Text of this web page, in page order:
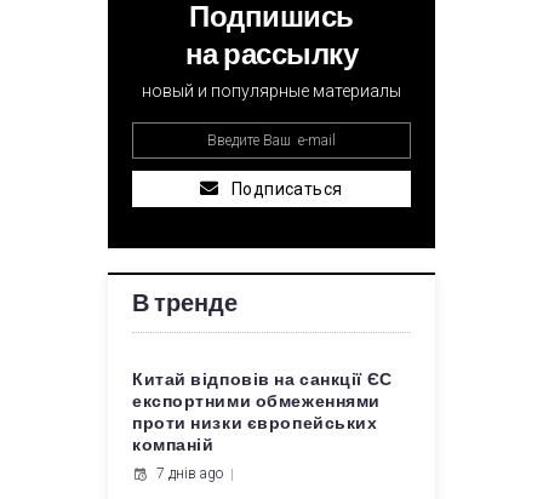
Подпишись
на рассылку
новый и популярные материалы
Подписаться
В тренде
Китай відповів на санкції ЄС
експортними обмеженнями
проти низки європейських
компаній
7 днів ago